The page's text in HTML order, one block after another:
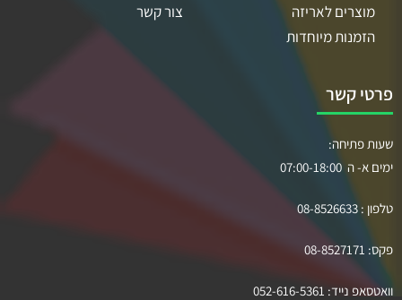
מוצרים לאריזה
הזמנות מיוחדות
צור קשר
פרטי קשר
שעות פתיחה:
ימים א- ה 07:00-18:00
טלפון : 08-8526633
פקס: 08-8527171
וואטסאפ נייד: 052-616-5361